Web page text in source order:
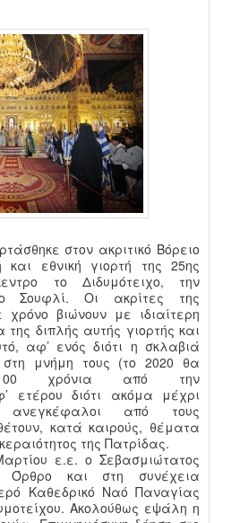
στον ακριτικό Βόρειο
και εθνική γιορτή της 25ης
το Διδυμότειχο, την
Σουφλί. Οι ακρίτες της
βιώνουν με ιδιαίτερη
της διπλής αυτής γιορτής και
αφ’ ενός διότι η σκλαβιά
μνήμη τους (το 2020 θα
100 χρόνια από την
ετέρου διότι ακόμα μέχρι
ανεγκέφαλοι από τους
κατά καιρούς, θέματα
της Πατρίδας.
ε.ε. ο Σεβασμιώτατος
Όρθρο και στη συνέχεια
Καθεδρικό Ναό Παναγίας
Ακολούθως εψάλη η